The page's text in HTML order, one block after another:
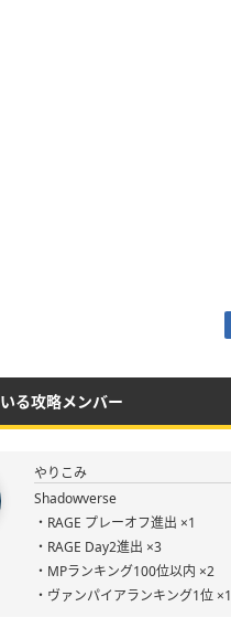
る攻略メンバー
やりこみ
Shadowverse
・RAGE プレーオフ進出 ×1
・RAGE Day2進出 ×3
・MPランキング100位以内 ×2
・ヴァンパイアランキング1位 ×1